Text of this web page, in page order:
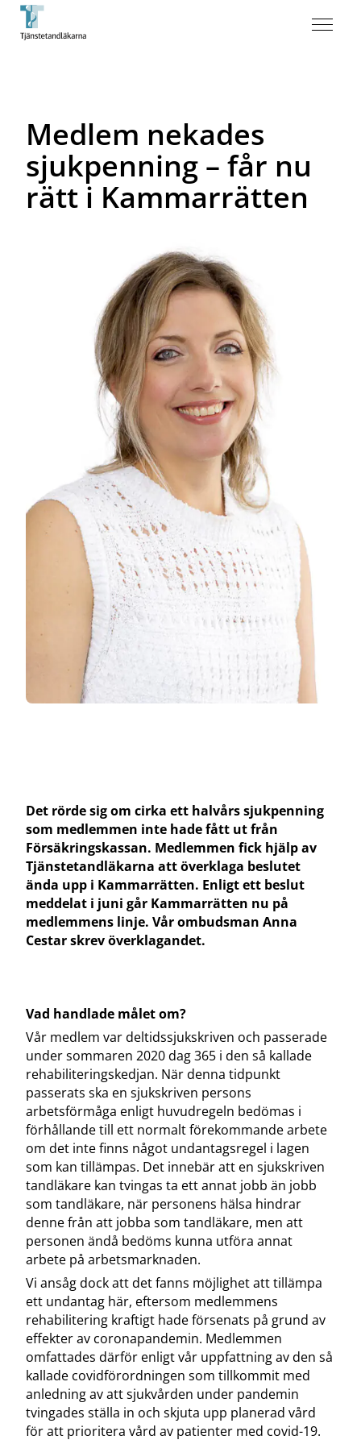
Medlem nekades
sjukpenning – får nu
rätt i Kammarrätten
Det rörde sig om cirka ett halvårs sjukpenning
som medlemmen inte hade fått ut från
Försäkringskassan. Medlemmen fick hjälp av
Tjänstetandläkarna att överklaga beslutet
ända upp i Kammarrätten. Enligt ett beslut
meddelat i juni går Kammarrätten nu på
medlemmens linje. Vår ombudsman Anna
Cestar skrev överklagandet.
Vad handlade målet om?
Vår medlem var deltidssjukskriven och passerade
under sommaren 2020 dag 365 i den så kallade
rehabiliteringskedjan. När denna tidpunkt
passerats ska en sjukskriven persons
arbetsförmåga enligt huvudregeln bedömas i
förhållande till ett normalt förekommande arbete
om det inte finns något undantagsregel i lagen
som kan tillämpas. Det innebär att en sjukskriven
tandläkare kan tvingas ta ett annat jobb än jobb
som tandläkare, när personens hälsa hindrar
denne från att jobba som tandläkare, men att
personen ändå bedöms kunna utföra annat
arbete på arbetsmarknaden.
Vi ansåg dock att det fanns möjlighet att tillämpa
ett undantag här, eftersom medlemmens
rehabilitering kraftigt hade försenats på grund av
effekter av coronapandemin. Medlemmen
omfattades därför enligt vår uppfattning av den så
kallade covidförordningen som tillkommit med
anledning av att sjukvården under pandemin
tvingades ställa in och skjuta upp planerad vård
för att prioritera vård av patienter med covid-19.